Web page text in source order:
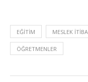
EĞITIM MESLEK
ÖĞRETMENLER